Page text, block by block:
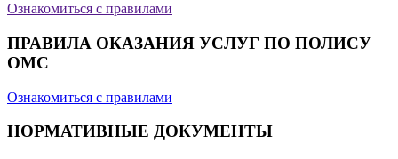
Ознакомиться с правилами
ПРАВИЛА ОКАЗАНИЯ УСЛУГ ПО ПОЛИСУ
ОМС
Ознакомиться с правилами
НОРМАТИВНЫЕ ДОКУМЕНТЫ